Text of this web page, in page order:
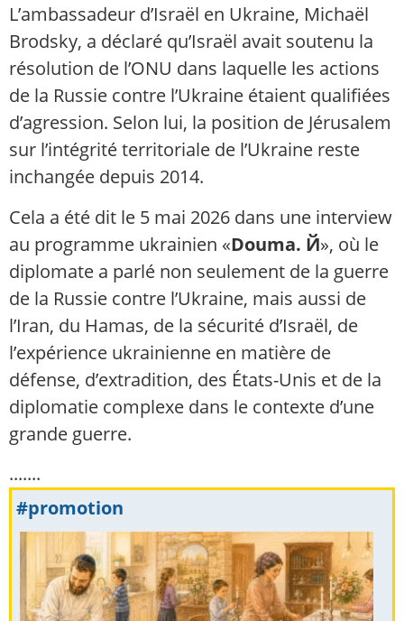
L’ambassadeur d’Israël en Ukraine, Michaël
Brodsky, a déclaré qu’Israël avait soutenu la
résolution de l’ONU dans laquelle les actions
de la Russie contre l’Ukraine étaient qualifiées
d’agression. Selon lui, la position de Jérusalem
sur l’intégrité territoriale de l’Ukraine reste
inchangée depuis 2014.
Cela a été dit le 5 mai 2026 dans une interview
au programme ukrainien «Douma. Й», où le
diplomate a parlé non seulement de la guerre
de la Russie contre l’Ukraine, mais aussi de
l’Iran, du Hamas, de la sécurité d’Israël, de
l’expérience ukrainienne en matière de
défense, d’extradition, des États-Unis et de la
diplomatie complexe dans le contexte d’une
grande guerre.
.......
#promotion